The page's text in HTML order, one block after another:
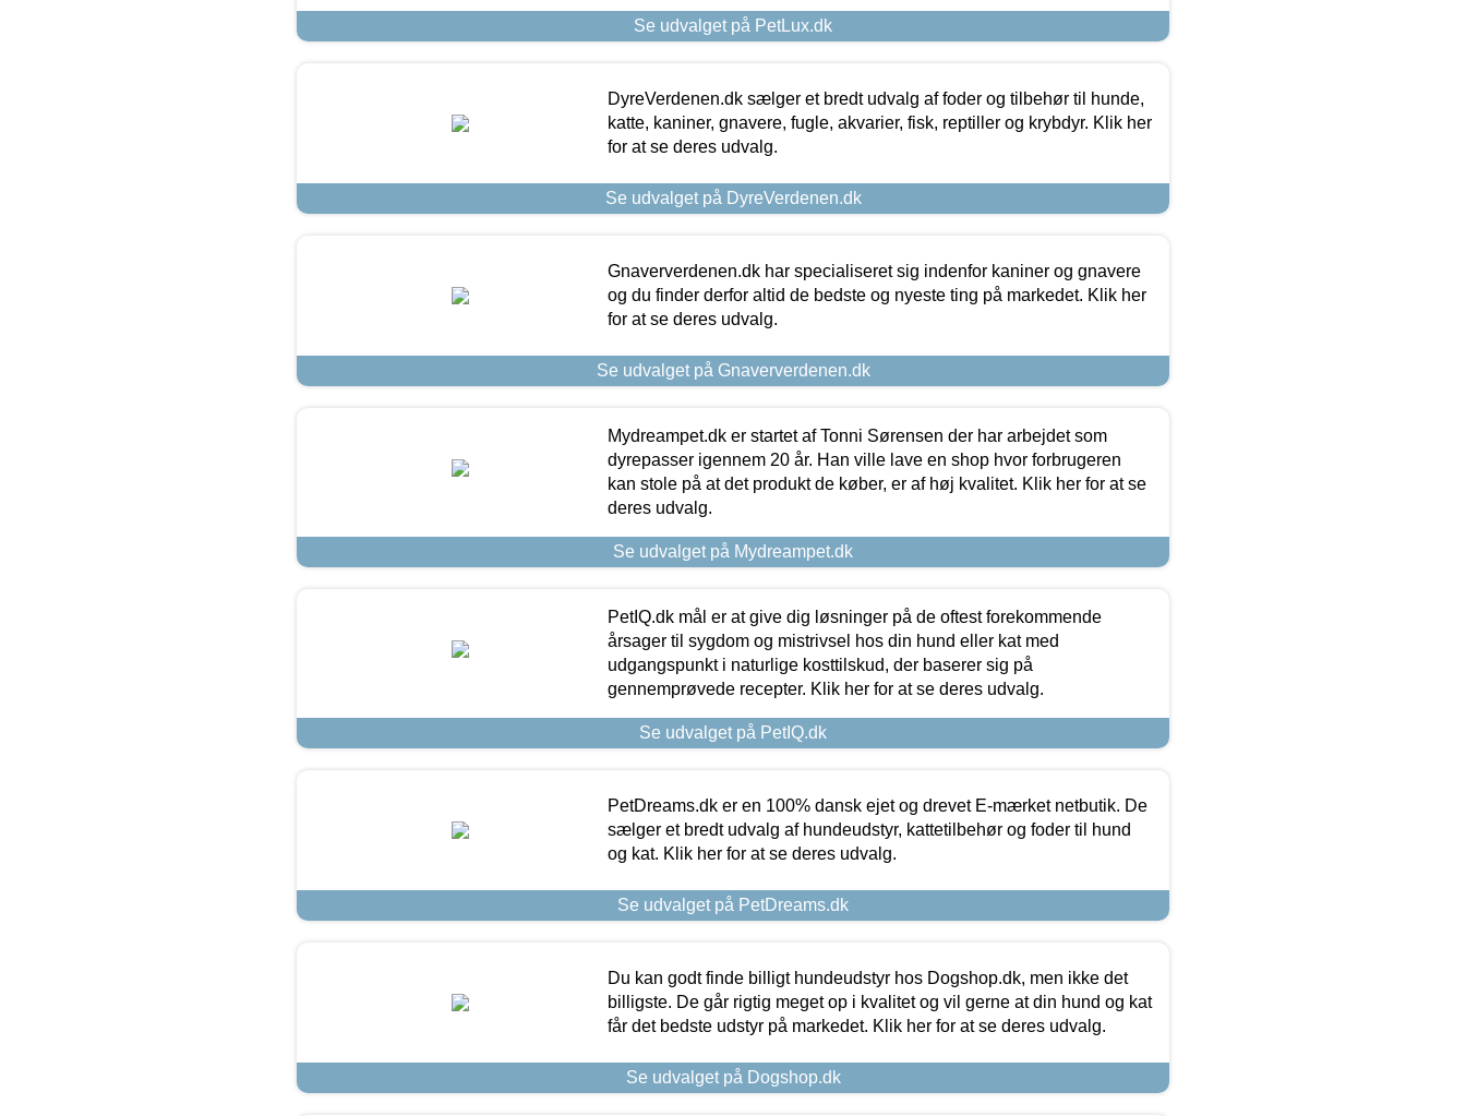
Se udvalget på PetLux.dk
DyreVerdenen.dk sælger et bredt udvalg af foder og tilbehør til hunde,
katte, kaniner, gnavere, fugle, akvarier, fisk, reptiller og krybdyr. Klik her
for at se deres udvalg.
Se udvalget på DyreVerdenen.dk
Gnaververdenen.dk har specialiseret sig indenfor kaniner og gnavere
og du finder derfor altid de bedste og nyeste ting på markedet. Klik her
for at se deres udvalg.
Se udvalget på Gnaververdenen.dk
Mydreampet.dk er startet af Tonni Sørensen der har arbejdet som
dyrepasser igennem 20 år. Han ville lave en shop hvor forbrugeren
kan stole på at det produkt de køber, er af høj kvalitet. Klik her for at se
deres udvalg.
Se udvalget på Mydreampet.dk
PetIQ.dk mål er at give dig løsninger på de oftest forekommende
årsager til sygdom og mistrivsel hos din hund eller kat med
udgangspunkt i naturlige kosttilskud, der baserer sig på
gennemprøvede recepter. Klik her for at se deres udvalg.
Se udvalget på PetIQ.dk
PetDreams.dk er en 100% dansk ejet og drevet E-mærket netbutik. De
sælger et bredt udvalg af hundeudstyr, kattetilbehør og foder til hund
og kat. Klik her for at se deres udvalg.
Se udvalget på PetDreams.dk
Du kan godt finde billigt hundeudstyr hos Dogshop.dk, men ikke det
billigste. De går rigtig meget op i kvalitet og vil gerne at din hund og kat
får det bedste udstyr på markedet. Klik her for at se deres udvalg.
Se udvalget på Dogshop.dk